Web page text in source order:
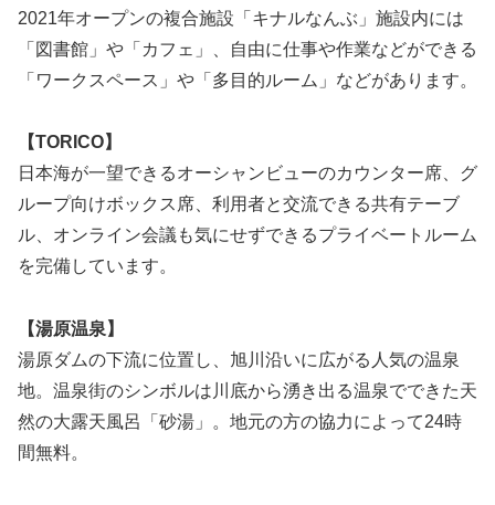
2021年オープンの複合施設「キナルなんぶ」施設内には
「図書館」や「カフェ」、自由に仕事や作業などができる
「ワークスペース」や「多目的ルーム」などがあります。
【TORICO】
日本海が一望できるオーシャンビューのカウンター席、グ
ループ向けボックス席、利用者と交流できる共有テーブ
ル、オンライン会議も気にせずできるプライベートルーム
を完備しています。
【湯原温泉】
湯原ダムの下流に位置し、旭川沿いに広がる人気の温泉
地。温泉街のシンボルは川底から湧き出る温泉でできた天
然の大露天風呂「砂湯」。地元の方の協力によって24時
間無料。